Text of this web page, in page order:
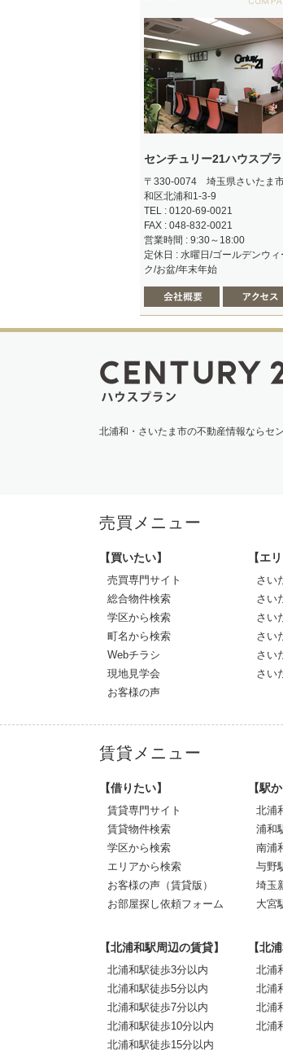
センチュリー21ハウスプ
〒330-0074 埼玉県さいたま
和区北浦和1-3-9
TEL : 0120-69-0021
FAX : 048-832-0021
営業時間 : 9:30～18:00
定休日 : 水曜日/ゴールデンウィ
ク/お盆/年末年始
北浦和・さいたま市の不動産情報ならセ
売買メニュー
【買いたい】
売買専門サイト
総合物件検索
学区から検索
町名から検索
Webチラシ
現地見学会
お客様の声
【エ
さい
さい
さい
さい
さい
さい
賃貸メニュー
【借りたい】
賃貸専門サイト
賃貸物件検索
学区から検索
エリアから検索
お客様の声（賃貸版）
お部屋探し依頼フォーム
【駅
北浦
浦和
南浦
与野
埼玉
大宮
【北浦和駅周辺の賃貸】
北浦和駅徒歩3分以内
北浦和駅徒歩5分以内
北浦和駅徒歩7分以内
北浦和駅徒歩10分以内
北浦和駅徒歩15分以内
【北
北浦
北浦
北浦
北浦